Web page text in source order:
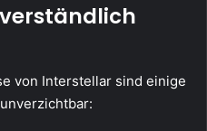
von Interstellar sind einige